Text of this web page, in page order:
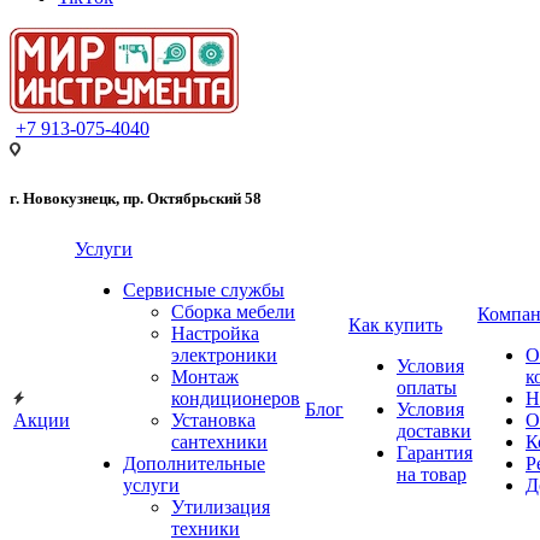
+7 913-075-4040
г. Новокузнецк, пр. Октябрьский 58
Акции
Услуги
Сервисные службы
Сборка мебели
Настройка
электроники
Монтаж
кондиционеров
Установка
сантехники
Дополнительные
услуги
Утилизация
техники
Блог
Как купить
Условия
оплаты
Условия
доставки
Гарантия
на товар
О